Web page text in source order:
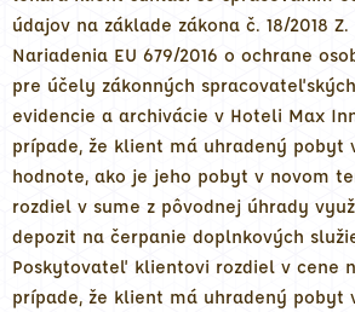
údajov na základe zákona č. 18/2018 Z.
Nariadenia EU 679/2016 o ochrane
pre účely zákonných
evidencie a archivácie v Hoteli Max
prípade, že klient má uhradený pobyt
hodnote, ako je jeho pobyt v novom
rozdiel v sume z pôvodnej úhrady
depozit na čerpanie doplnkových
Poskytovateľ klientovi rozdiel v cene
prípade, že klient má uhradený pobyt